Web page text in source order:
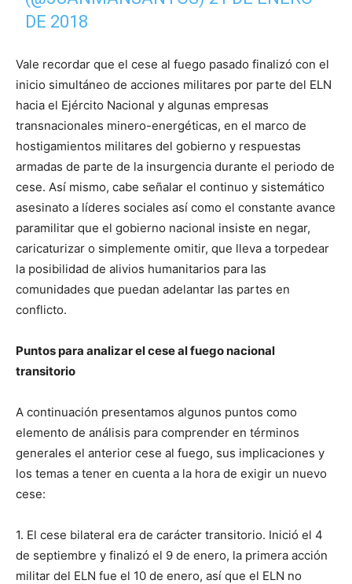
DE 2018
Vale recordar que el cese al fuego pasado finalizó con el
inicio simultáneo de acciones militares por parte del ELN
hacia el Ejército Nacional y algunas empresas
transnacionales minero-energéticas, en el marco de
hostigamientos militares del gobierno y respuestas
armadas de parte de la insurgencia durante el periodo de
cese. Así mismo, cabe señalar el continuo y sistemático
asesinato a líderes sociales así como el constante avance
paramilitar que el gobierno nacional insiste en negar,
caricaturizar o simplemente omitir, que lleva a torpedear
la posibilidad de alivios humanitarios para las
comunidades que puedan adelantar las partes en
conflicto.
Puntos para analizar el cese al fuego nacional
transitorio
A continuación presentamos algunos puntos como
elemento de análisis para comprender en términos
generales el anterior cese al fuego, sus implicaciones y
los temas a tener en cuenta a la hora de exigir un nuevo
cese:
1. El cese bilateral era de carácter transitorio. Inició el 4
de septiembre y finalizó el 9 de enero, la primera acción
militar del ELN fue el 10 de enero, así que el ELN no